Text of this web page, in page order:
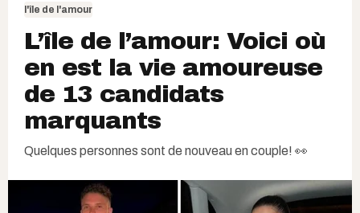
l'île de l'amour
L’île de l’amour: Voici où
en est la vie amoureuse
de 13 candidats
marquants
Quelques personnes sont de nouveau en couple! 👀